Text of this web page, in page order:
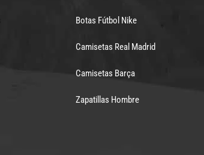
Botas Fútbol Nike
Camisetas Real Madrid
Camisetas Barça
Zapatillas Hombre